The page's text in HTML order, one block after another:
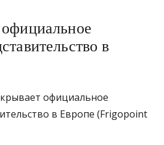
в
официальное
в Европе (Frigopoint